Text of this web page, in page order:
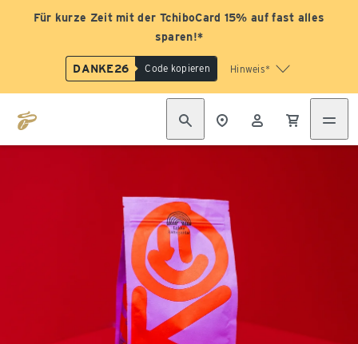
Für kurze Zeit mit der TchiboCard 15% auf fast alles
sparen!*
DANKE26 Code kopieren Hinweis*